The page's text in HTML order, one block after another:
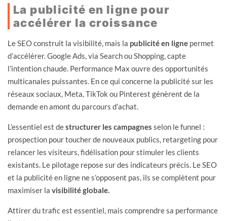
La publicité en ligne pour
accélérer la croissance
Le SEO construit la visibilité, mais la publicité en ligne permet
d’accélérer. Google Ads, via Search ou Shopping, capte
l’intention chaude. Performance Max ouvre des opportunités
multicanales puissantes. En ce qui concerne la publicité sur les
réseaux sociaux, Meta, TikTok ou Pinterest génèrent de la
demande en amont du parcours d’achat.
L’essentiel est destructurer les campagnes selon le funnel :
prospection pour toucher de nouveaux publics, retargeting pour
relancer les visiteurs, fidélisation pour stimuler les clients
existants. Le pilotage repose sur des indicateurs précis. Le SEO
et la publicité en ligne ne s’opposent pas, ils se complètent pour
maximiser la visibilité globale.
Attirer du trafic est essentiel, mais comprendre sa performance